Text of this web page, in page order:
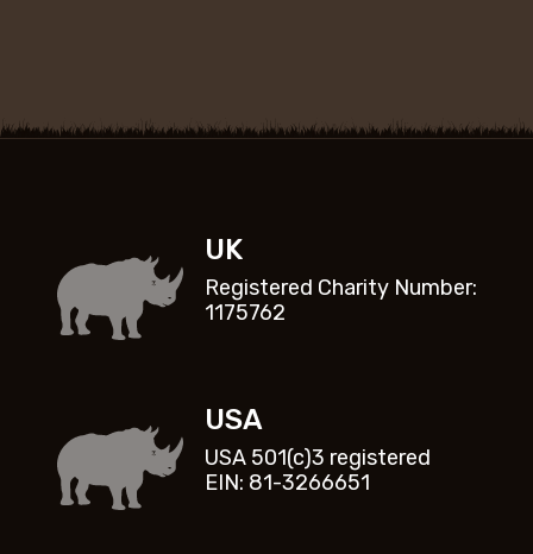
UK
Registered Charity Number:
1175762
USA
USA 501(c)3 registered
EIN: 81-3266651